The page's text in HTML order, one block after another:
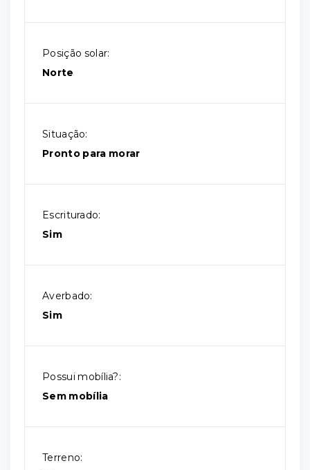
Posição solar:
Norte
Situação:
Pronto para morar
Escriturado:
Sim
Averbado:
Sim
Possui mobília?:
Sem mobília
Terreno: